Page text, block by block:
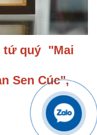
tứ quý "Mai
Sen Cúc",